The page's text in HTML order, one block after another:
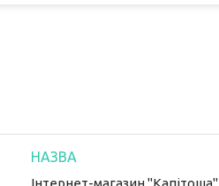
Інтернет-магазин "Капітоша"